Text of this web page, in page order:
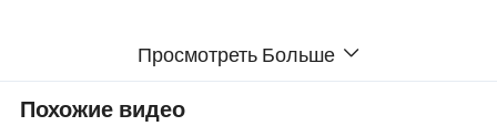
AH3663 — это высокочувствительный
многополярный микромощный датчик Холла.
Просмотреть Больше
Похожие видео